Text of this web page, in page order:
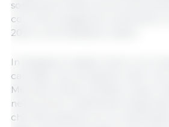
sostituzione della carne suina di
con carne spagnola continuerà o
2024, come abbiamo detto.
In Spagna è iniziato l'anno con il
carcasse che ha battuto tutti i
Mercato di Mercolleida, il peso
nelle prime 3 settimane di
chili. Nonostante ciò, le